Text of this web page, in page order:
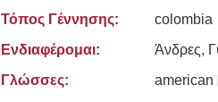
Τόπος Γέννησης:
colombia
Ενδιαφέρομαι:
Άνδρες,
Γλώσσες:
american